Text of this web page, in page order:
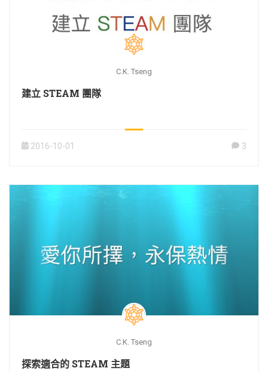
C.K. Tseng
建立 STEAM 團隊
2016-10-01 3
C.K. Tseng
探索適合的 STEAM 主題